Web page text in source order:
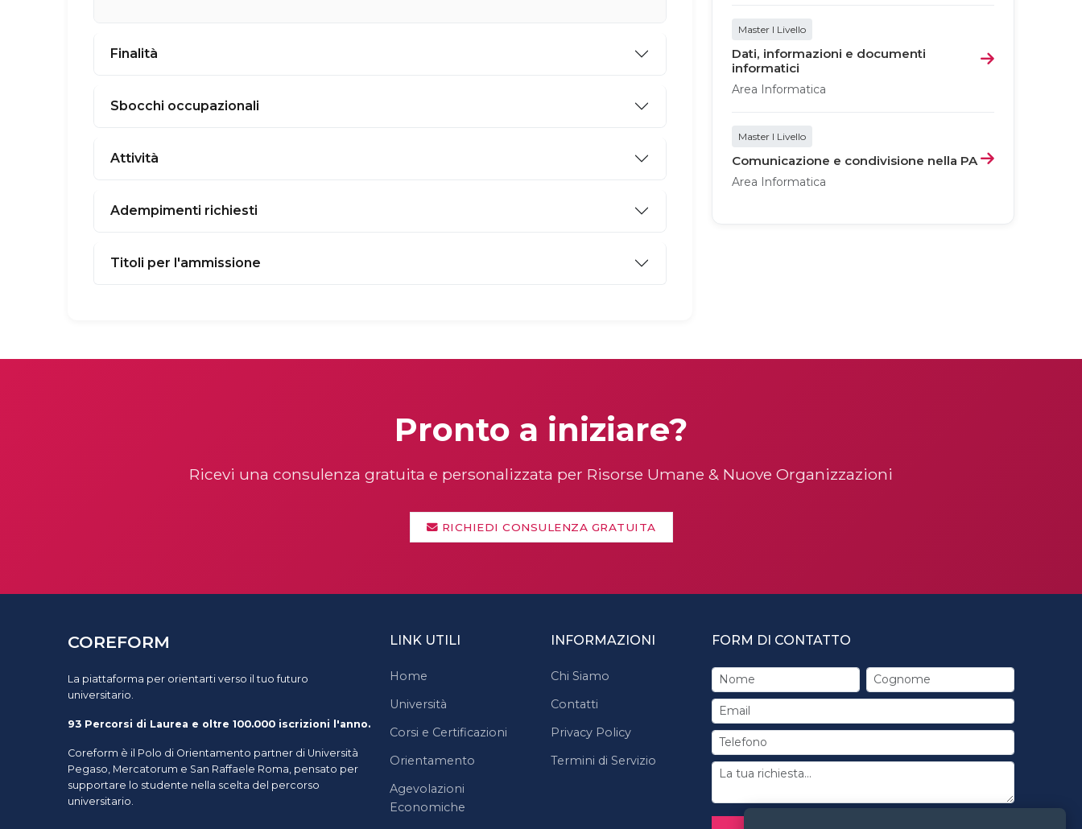
Finalità
Sbocchi occupazionali
Attività
Adempimenti richiesti
Titoli per l'ammissione
Master I Livello
Dati, informazioni e documenti
informatici
Area Informatica
Master I Livello
Comunicazione e condivisione nella PA
Area Informatica
Pronto a iniziare?
Ricevi una consulenza gratuita e personalizzata per Risorse Umane & Nuove Organizzazioni
RICHIEDI CONSULENZA GRATUITA
COREFORM
La piattaforma per orientarti verso il tuo futuro
universitario.
93 Percorsi di Laurea e oltre 100.000 iscrizioni l'anno.
Coreform è il Polo di Orientamento partner di Università
Pegaso, Mercatorum e San Raffaele Roma, pensato per
supportare lo studente nella scelta del percorso
universitario.
LINK UTILI
Home
Università
Corsi e Certificazioni
Orientamento
Agevolazioni
Economiche
INFORMAZIONI
Chi Siamo
Contatti
Privacy Policy
Termini di Servizio
FORM DI CONTATTO